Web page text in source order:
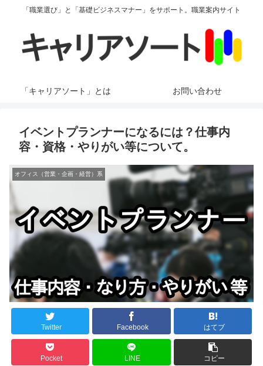
「職業選び」と「基礎ビジネスマナー」をサポート。職業案内サイト
「キャリアソート」とは お問い合わせ
イベントプランナーになるには？仕事内
容・資格・やりがい等について。
オフィス（営業・企画・経営）系
Twitter Facebook はてブ
Pocket LINE コピー